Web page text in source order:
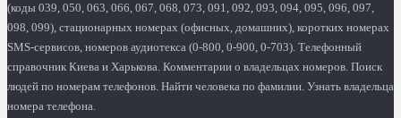
(коды 039, 050, 063, 066, 067, 068, 073, 091, 092, 093, 094, 095, 096, 097,
098, 099), стационарных номерах (офисных, домашних), коротких номерах
SMS-сервисов, номеров аудиотекса (0-800, 0-900, 0-703). Телефонный
справочник Киева и Харькова. Комментарии о владельцах номеров. Поиск
людей по номерам телефонов. Найти человека по фамилии. Узнать владельца
номера телефона.